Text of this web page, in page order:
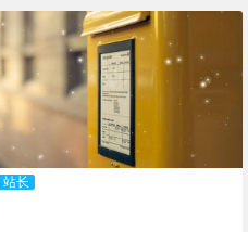
站长